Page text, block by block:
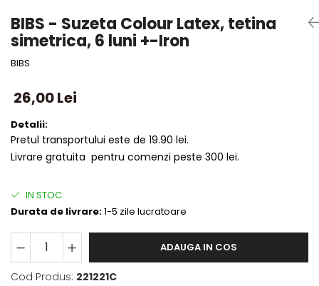
BIBS - Suzeta Colour Latex, tetina
simetrica, 6 luni +-Iron
BIBS
26,00 Lei
Detalii:
Pretul transportului este de 19.90 lei.
Livrare gratuita pentru comenzi peste 300 lei.
IN STOC
Durata de livrare:1-5 zile lucratoare
ADAUGA IN COS
Cod Produs: 221221C